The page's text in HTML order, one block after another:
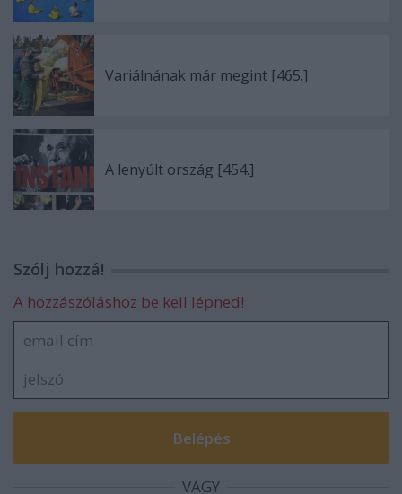
Variálnának már megint [465.]
A lenyúlt ország [454.]
Szólj hozzá!
A hozzászóláshoz be kell lépned!
VAGY